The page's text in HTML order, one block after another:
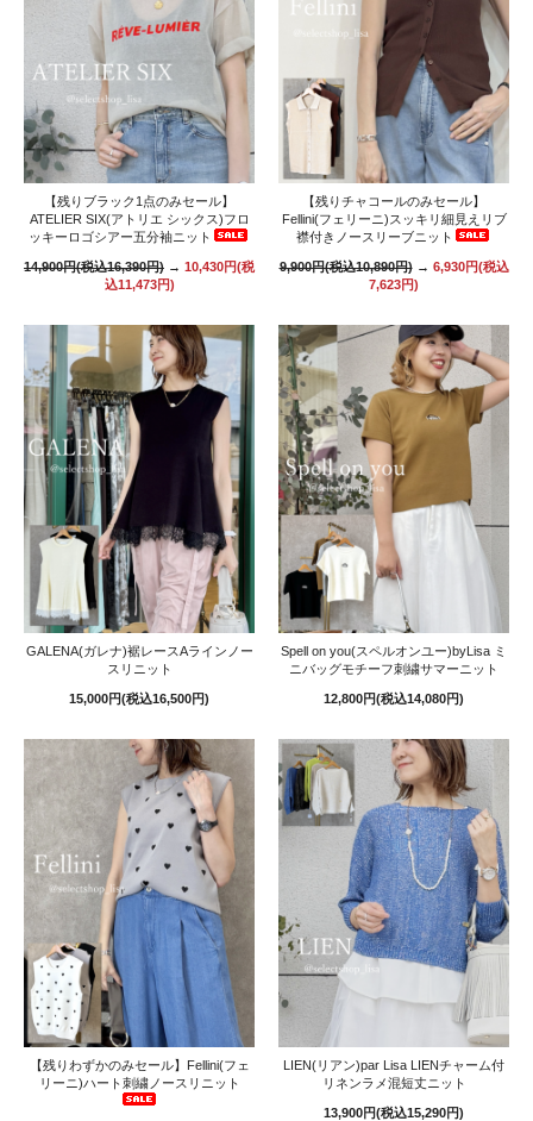
【残りブラック1点のみセール】
ATELIER SIX(アトリエ シックス)フロ
ッキーロゴシアー五分袖ニット
14,900円(税込16,390円) → 10,430円(税
込11,473円)
【残りチャコールのみセール】
Fellini(フェリーニ)スッキリ細見えリブ
襟付きノースリーブニット
9,900円(税込10,890円)→ 6,930円(税込
7,623円)
GALENA(ガレナ)裾レースAラインノー
スリニット
15,000円(税込16,500円)
Spell on you(スペルオンユー)byLisa ミ
ニバッグモチーフ刺繍サマーニット
12,800円(税込14,080円)
【残りわずかのみセール】Fellini(フェ
リーニ)ハート刺繍ノースリニット
LIEN(リアン)par Lisa LIENチャーム付
リネンラメ混短丈ニット
13,900円(税込15,290円)